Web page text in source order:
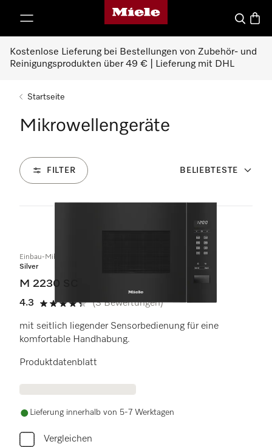
Miele-Homepage
Suche
Kostenlose Lieferung bei Bestellungen von Zubehör- und
Reinigungsprodukten über 49 € | Lieferung mit DHL
Startseite
Mikrowellengeräte
FILTER BELIEBTESTE
Einbau-Mikrowellengerät
Silver
M 2230 SC
4.3
4.3 von 5 Sternen
(3 Bewertungen)
mit seitlich liegender Sensorbedienung für eine
komfortable Handhabung.
Produktdatenblatt
Lieferung innerhalb von 5-7 Werktagen
Vergleichen